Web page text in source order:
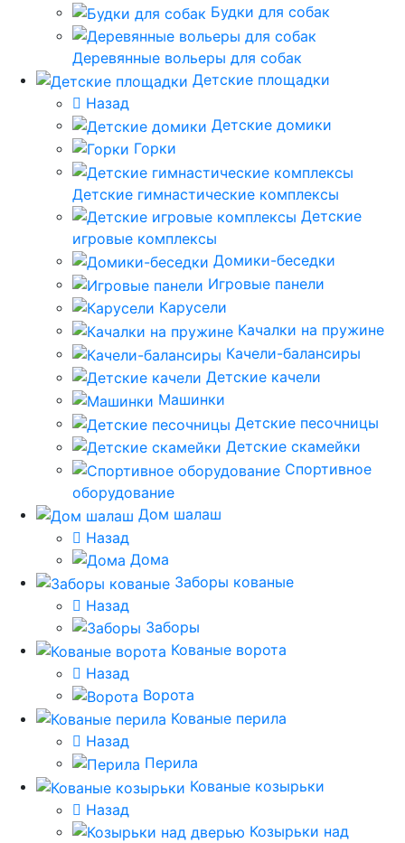
Будки для собак
Деревянные вольеры для собак
Детские площадки
Назад
Детские домики
Горки
Детские гимнастические комплексы
Детские
игровые комплексы
Домики-беседки
Игровые панели
Карусели
Качалки на пружине
Качели-балансиры
Детские качели
Машинки
Детские песочницы
Детские скамейки
Спортивное
оборудование
Дом шалаш
Назад
Дома
Заборы кованые
Назад
Заборы
Кованые ворота
Назад
Ворота
Кованые перила
Назад
Перила
Кованые козырьки
Назад
Козырьки над